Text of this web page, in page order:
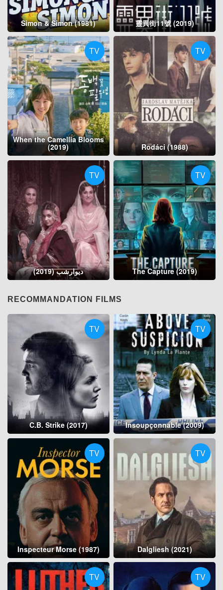
Simon & Simon (1981) 靈異街11號 (2019)
TV
When the Camellia Blooms
(2019)
TV
Rodáci (1988)
TV
دیوارشب (2019)
TV
The Capture (2019)
RECOMMANDATION FILMS
TV
C.B. Strike (2017)
TV
Insoupçonnable (2009)
TV
Inspecteur Morse (1987)
TV
Dalgliesh (2021)
TV TV